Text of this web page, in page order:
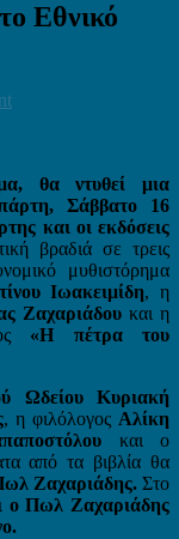
Εθνικό
θα ντυθεί μια
Σάββατο 16
και οι εκδόσεις
βραδιά σε τρεις
μυθιστόρημα
Ιωακειμίδη, η
Ζαχαριάδου και η
«Η πέτρα του
Ωδείου Κυριακή
, η φιλόλογος Αλίκη
και ο
από τα βιβλία θα
Ζαχαριάδης.Στο
ο Πωλ Ζαχαριάδης